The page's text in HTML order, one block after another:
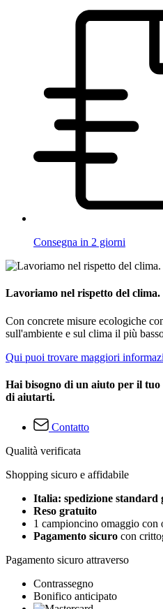
Consegna in 2 giorni
Lavoriamo nel rispetto del clima.
Con concrete misure ecologiche
sull'ambiente e sul clima il più
Qui puoi trovare maggiori
Hai bisogno di un aiuto per il
di aiutarti.
Contatto
Qualità verificata
Shopping sicuro e affidabile
Italia: spedizione standard
Reso gratuito
1 campioncino omaggio con
Pagamento sicuro con
Pagamento sicuro attraverso
Contrassegno
Bonifico anticipato